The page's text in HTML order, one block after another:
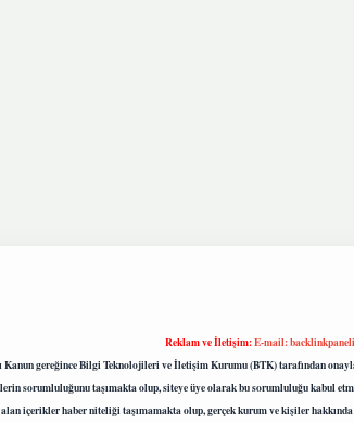
Reklam ve İletişim:E-mail:
Kanun gereğince Bilgi Teknolojileri ve İletişim Kurumu (BTK) tarafından
sorumluluğunu taşımakta olup, siteye üye olarak bu sorumluluğu kabul
içerikler haber niteliği taşımamakta olup, gerçek kurum ve kişiler